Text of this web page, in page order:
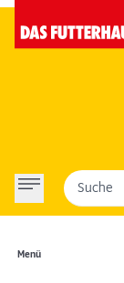
Menü
Suche